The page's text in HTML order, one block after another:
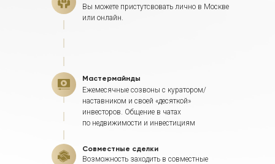
Вы можете пристутсвовать лично в Москве
или онлайн.
Мастермайнды
Ежемесячные созвоны с куратором/
наставником и своей «десяткой»
инвесторов. Общение в чатах
по недвижимости и инвестициям
Совместные сделки
Возможность заходить в совместные